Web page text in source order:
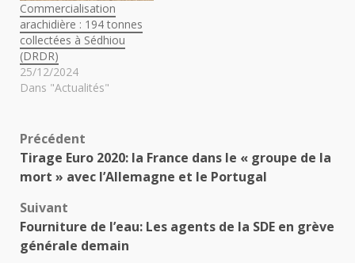
Commercialisation
arachidière : 194 tonnes
collectées à Sédhiou
(DRDR)
25/12/2024
Dans "Actualités"
Navigation
d’article
Précédent
Tirage Euro 2020: la France dans le « groupe de la
mort » avec l’Allemagne et le Portugal
Suivant
Fourniture de l’eau: Les agents de la SDE en grève
générale demain